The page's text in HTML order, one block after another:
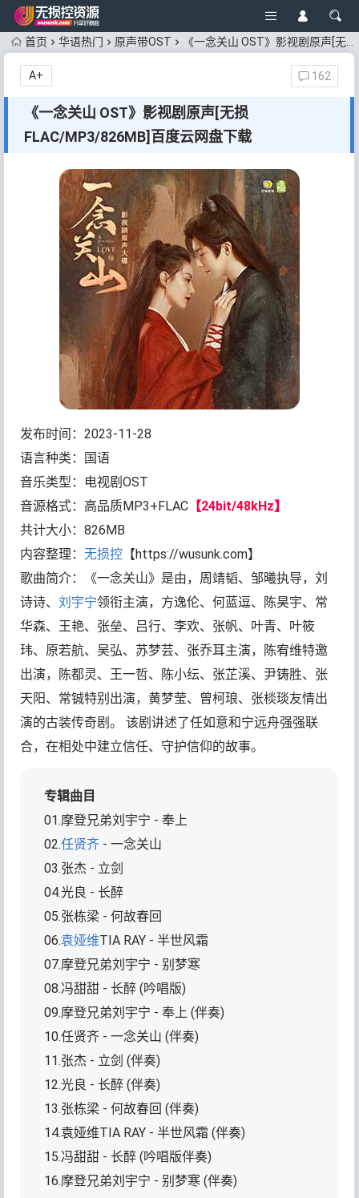
首页 华语热门 原声带OST 《一念关山 OST》影视剧原声[无损FLAC/MP3/826MB]百度云网盘下载
《一念关山 OST》影视剧原声[无损
FLAC/MP3/826MB]百度云网盘下载
162
A+
发布时间：2023-11-28
语言种类：国语
音乐类型：电视剧OST
音源格式：高品质MP3+FLAC 【24bit/48kHz】
共计大小：826MB
内容整理：无损控 【https://wusunk.com】
歌曲简介：《一念关山》是由，周靖韬、邹曦执导，刘
诗诗、刘宇宁领衔主演，方逸伦、何蓝逗、陈昊宇、常
华森、王艳、张垒、吕行、李欢、张帆、叶青、叶筱
玮、原若航、吴弘、苏梦芸、张乔耳主演，陈宥维特邀
出演，陈都灵、王一哲、陈小纭、张芷溪、尹铸胜、张
天阳、常铖特别出演，黄梦莹、曾柯琅、张棪琰友情出
演的古装传奇剧。 该剧讲述了任如意和宁远舟强强联
合，在相处中建立信任、守护信仰的故事。
专辑曲目
01.摩登兄弟刘宇宁 - 奉上
02.任贤齐 - 一念关山
03.张杰 - 立剑
04.光良 - 长醉
05.张栋梁 - 何故春回
06.袁娅维TIA RAY - 半世风霜
07.摩登兄弟刘宇宁 - 别梦寒
08.冯甜甜 - 长醉 (吟唱版)
09.摩登兄弟刘宇宁 - 奉上 (伴奏)
10.任贤齐 - 一念关山 (伴奏)
11.张杰 - 立剑 (伴奏)
12.光良 - 长醉 (伴奏)
13.张栋梁 - 何故春回 (伴奏)
14.袁娅维TIA RAY - 半世风霜 (伴奏)
15.冯甜甜 - 长醉 (吟唱版伴奏)
16.摩登兄弟刘宇宁 - 别梦寒 (伴奏)